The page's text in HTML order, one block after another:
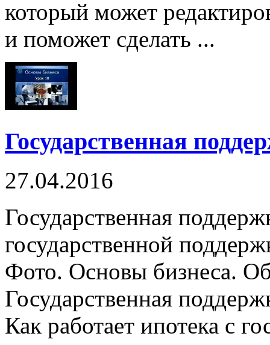
который может
и поможет сделать ...
Государственная
27.04.2016
Государственная
государственной
Фото. Основы бизнеса.
Государственная
Как работает ипотека с